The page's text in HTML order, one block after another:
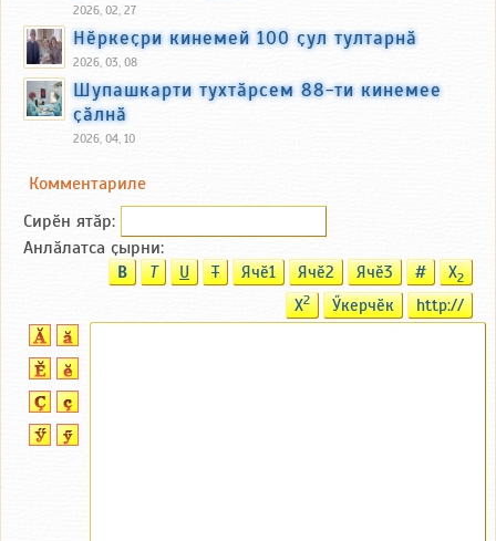
2026, 02, 27
Нӗркеҫри кинемей 100 ҫул тултарнӑ
2026, 03, 08
Шупашкарти тухтӑрсем 88-ти кинемее
ҫӑлнӑ
2026, 04, 10
Комментариле
Сирӗн ятӑp:
Анлӑлатса ҫырни:
B T U T Ячӗ1 Ячӗ2 Ячӗ3 # X2
X2 Ӳкерчӗк http://